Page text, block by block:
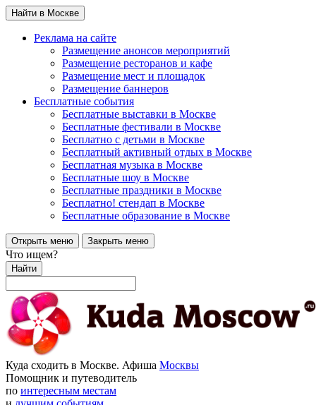
Найти в Москве
Реклама на сайте
Размещение анонсов мероприятий
Размещение ресторанов и кафе
Размещение мест и площадок
Размещение баннеров
Бесплатные события
Бесплатные выставки в Москве
Бесплатные фестивали в Москве
Бесплатно с детьми в Москве
Бесплатный активный отдых в Москве
Бесплатная музыка в Москве
Бесплатные шоу в Москве
Бесплатные праздники в Москве
Бесплатно! стендап в Москве
Бесплатные образование в Москве
Открыть меню Закрыть меню
Что ищем?
Найти
Куда сходить в Москве. Афиша Москвы
Помощник и путеводитель
по интересным местам